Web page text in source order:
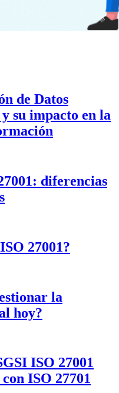
de Datos
su impacto en la
diferencias
27001?
la
hoy?
ISO 27001
ISO 27701